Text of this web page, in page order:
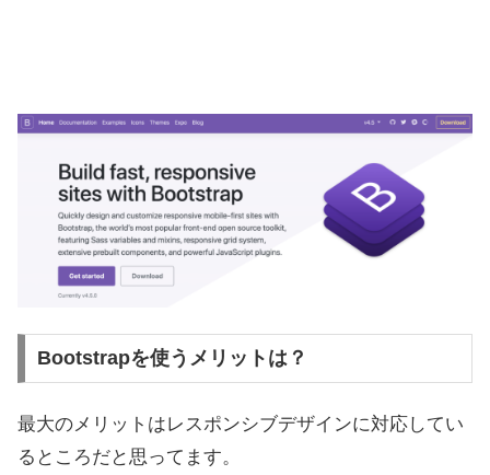
Bootstrapを使うメリットは？
最大のメリットはレスポンシブデザインに対応してい
るところだと思ってます。